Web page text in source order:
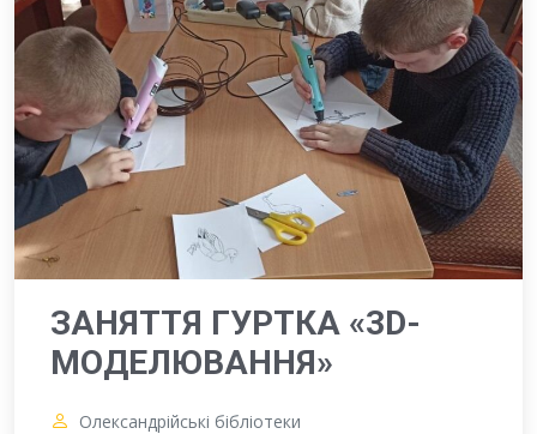
ЗАНЯТТЯ ГУРТКА «3D-
МОДЕЛЮВАННЯ»
Олександрійські бібліотеки